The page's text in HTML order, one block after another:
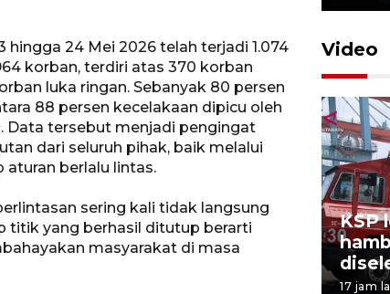
24 Mei 2026 telah terjadi 1.074
korban, terdiri atas 370 korban
luka ringan. Sebanyak 80 persen
88 persen kecelakaan dipicu oleh
Data tersebut menjadi pengingat
dari seluruh pihak, baik melalui
berlalu lintas.
sering kali tidak langsung
titik yang berhasil ditutup berarti
masyarakat di masa
Video
Pontianak alokasikan
anggaran khusus anak
penderita kanker dan jantung
KSP
17 jam